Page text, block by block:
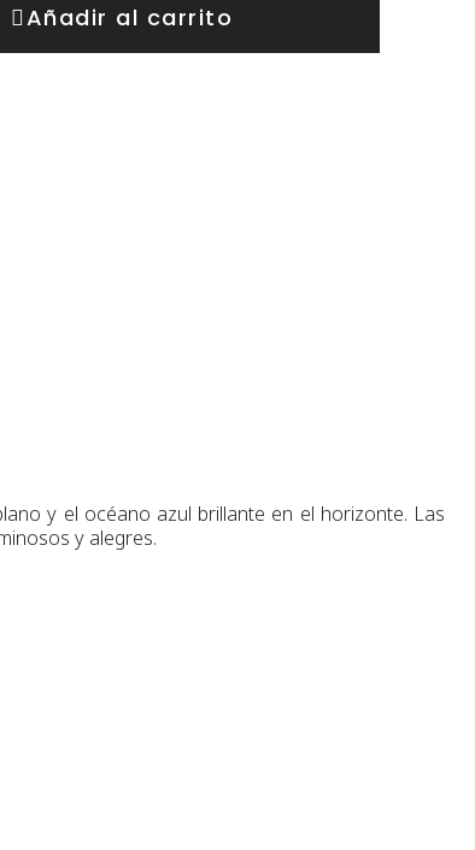
Añadir al carrito
y el océano azul brillante en el horizonte. Las
y alegres.